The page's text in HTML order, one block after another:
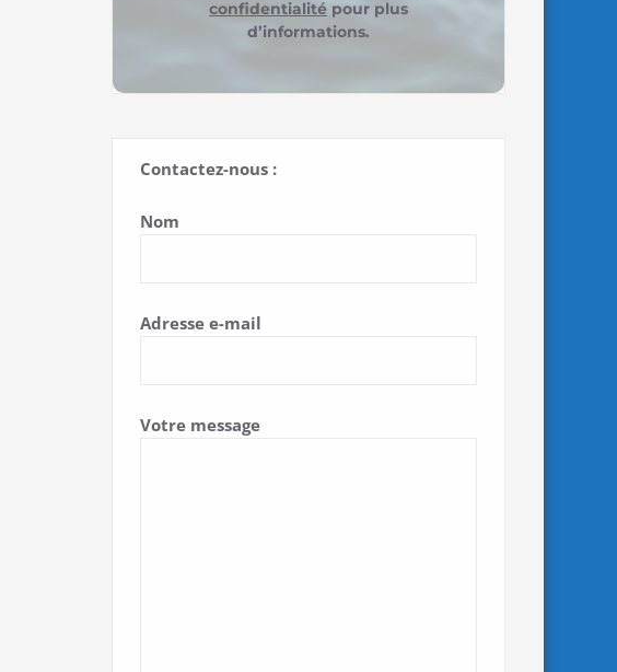
confidentialité pour plus
d’informations.
Contactez-nous :
Nom
Adresse e-mail
Votre message